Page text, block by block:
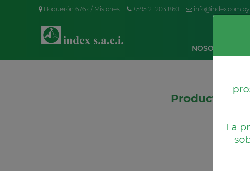
Boquerón 676 c/ Misiones +595 21 203 860 info@index.com.py
NOSOTROS
Productos